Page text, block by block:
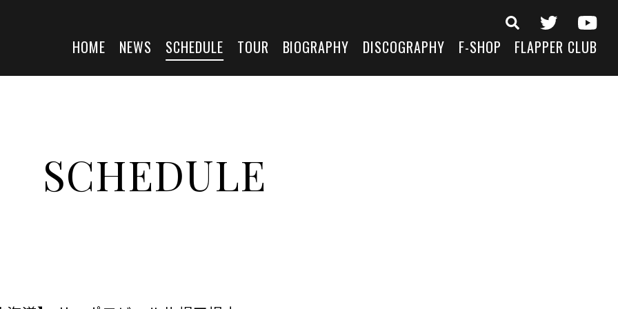
HOME NEWS SCHEDULE TOUR BIOGRAPHY DISCOGRAPHY F-SHOP FLAPPER CLUB
SCHEDULE